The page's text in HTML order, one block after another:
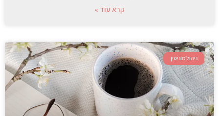
קרא עוד »
ניהול מוניטין